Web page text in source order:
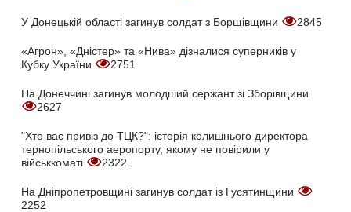
У Донецькій області загинув солдат з Борщівщини 2845
«Агрон», «Дністер» та «Нива» дізналися суперників у
Кубку України
2751
На Донеччині загинув молодший сержант зі Зборівщини
2627
"Хто вас привіз до ТЦК?": історія колишнього директора
тернопільського аеропорту, якому не повірили у
військкоматі
2322
На Дніпропетровщині загинув солдат із Гусятинщини
2252